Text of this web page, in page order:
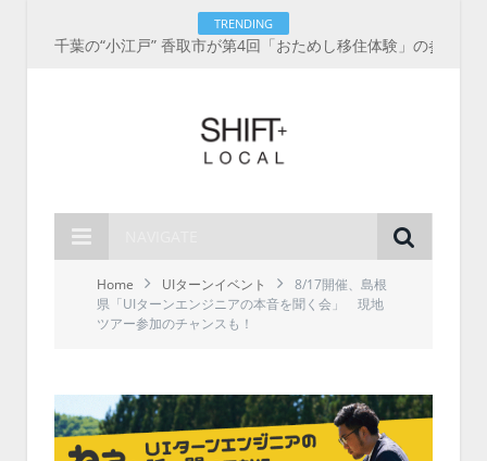
TRENDING
Home UIターンイベント
8/17開催、島根
県「UIターンエンジニアの本音を聞く会」 現地
ツアー参加のチャンスも！